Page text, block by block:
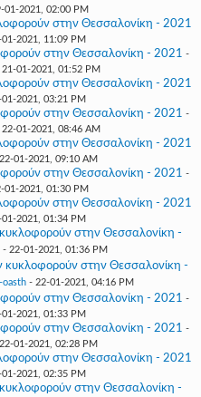
2021, 02:00 PM
στην Θεσσαλονίκη - 2021
2021, 11:09 PM
στην Θεσσαλονίκη - 2021 -
21-01-2021, 01:52 PM
στην Θεσσαλονίκη - 2021
2021, 03:21 PM
στην Θεσσαλονίκη - 2021 -
22-01-2021, 08:46 AM
στην Θεσσαλονίκη - 2021
01-2021, 09:10 AM
στην Θεσσαλονίκη - 2021 -
2021, 01:30 PM
στην Θεσσαλονίκη - 2021
2021, 01:34 PM
κυκλοφορούν στην Θεσσαλονίκη -
- 22-01-2021, 01:36 PM
κυκλοφορούν στην Θεσσαλονίκη -
oasth - 22-01-2021, 04:16 PM
στην Θεσσαλονίκη - 2021 -
2021, 01:33 PM
στην Θεσσαλονίκη - 2021 -
01-2021, 02:28 PM
στην Θεσσαλονίκη - 2021
2021, 02:35 PM
κυκλοφορούν στην Θεσσαλονίκη -